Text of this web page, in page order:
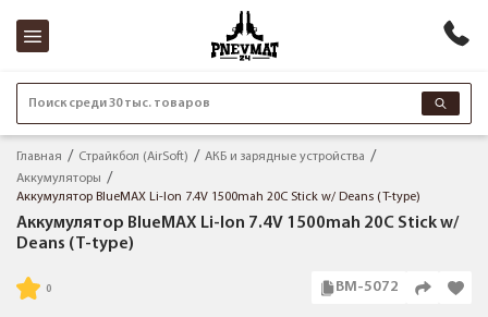
Поиск среди 30 тыс. товаров
Главная Страйкбол (AirSoft)
АКБ и зарядные устройства
Аккумуляторы
Аккумулятор BlueMAX Li-Ion 7.4V 1500mah 20C Stick w/ Deans (T-type)
Аккумулятор BlueMAX Li-Ion 7.4V 1500mah 20C Stick w/
Deans (T-type)
BM-5072